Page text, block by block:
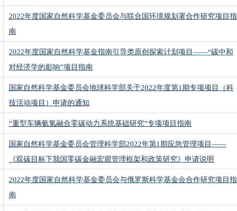
2022年度国家自然科学基金委员会与联合国环境规划署合作研究项目指
南
2022年度国家自然科学基金指南引导类原创探索计划项目——“碳中和
对经济学的影响”项目指南
国家自然科学基金委员会地球科学部关于2022年度第1期专项项目（科
技活动项目）申请的通知
“重型车辆氨氢融合零碳动力系统基础研究”专项项目指南
国家自然科学基金委员会管理科学部2022年第1期应急管理项目 ——
《双碳目标下我国零碳金融宏观管理框架和政策研究》申请说明
2022年度国家自然科学基金委员会与俄罗斯科学基金会合作研究项目指
南